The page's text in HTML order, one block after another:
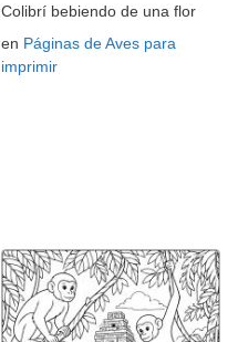
Colibrí bebiendo de una flor
en Páginas de Aves para
imprimir